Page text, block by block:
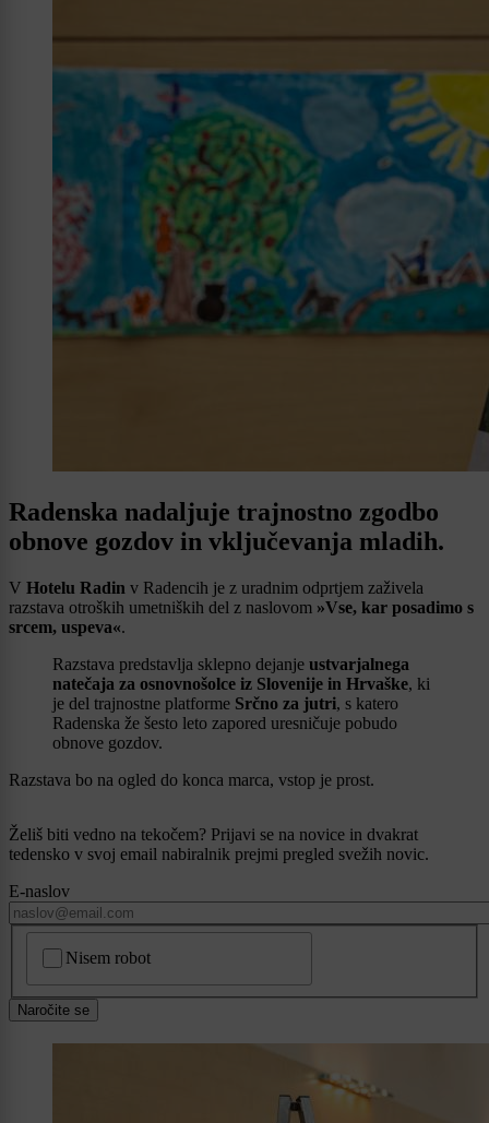
Radenska nadaljuje trajnostno zgodbo
obnove gozdov in vključevanja mladih.
V Hotelu Radin v Radencih je z uradnim odprtjem zaživela
razstava otroških umetniških del z naslovom »Vse, kar posadimo s
srcem, uspeva«.
Razstava predstavlja sklepno dejanje ustvarjalnega
natečaja za osnovnošolce iz Slovenije in Hrvaške, ki
je del trajnostne platforme Srčno za jutri, s katero
Radenska že šesto leto zapored uresničuje pobudo
obnove gozdov.
Razstava bo na ogled do konca marca, vstop je prost.
Želiš biti vedno na tekočem? Prijavi se na novice in dvakrat
tedensko v svoj email nabiralnik prejmi pregled svežih novic.
E-naslov
Nisem robot
Naročite se